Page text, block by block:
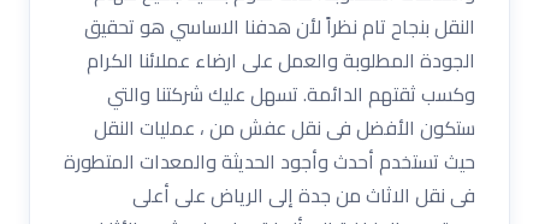
النقل بنجاح تام نظراً لأن هدفنا الاساسي هو تحقيق
الجودة المطلوبة والعمل على ارضاء عملائنا الكرام
وكسب ثقتهم الدائمة. تسهل عليك شركتنا والتي
ستكون الأفضل فى نقل عفش من ، عمليات النقل
حيث تستخدم أحدث وأجود الحديثة والمعدات المتطورة
فى نقل الاثاث من جدة إلى الرياض على أعلى